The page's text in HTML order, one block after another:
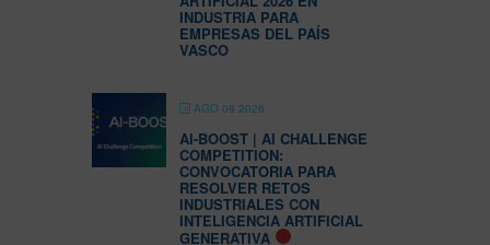
INDUSTRIA PARA
EMPRESAS DEL PAÍS
VASCO
AGO 09 2026
AI-BOOST | AI CHALLENGE
COMPETITION:
CONVOCATORIA PARA
RESOLVER RETOS
INDUSTRIALES CON
INTELIGENCIA ARTIFICIAL
GENERATIVA